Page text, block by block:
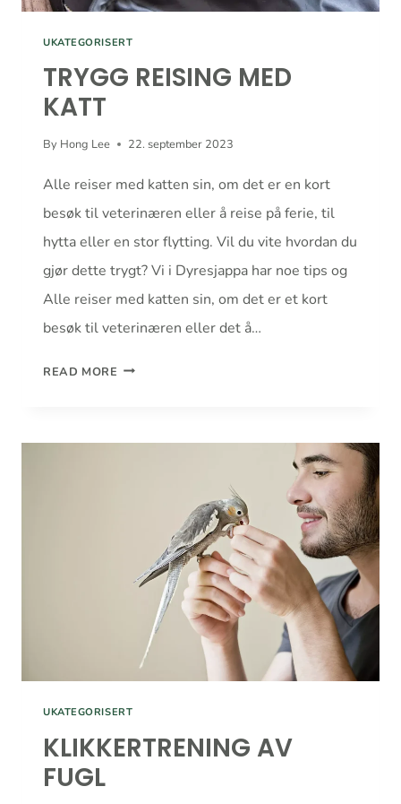
UKATEGORISERT
TRYGG REISING MED
KATT
By Hong Lee 22. september 2023
Alle reiser med katten sin, om det er en kort
besøk til veterinæren eller å reise på ferie, til
hytta eller en stor flytting. Vil du vite hvordan du
gjør dette trygt? Vi i Dyresjappa har noe tips og
Alle reiser med katten sin, om det er et kort
besøk til veterinæren eller det å…
READ MORE TRYGG
UKATEGORISERT
KLIKKERTRENING AV
FUGL